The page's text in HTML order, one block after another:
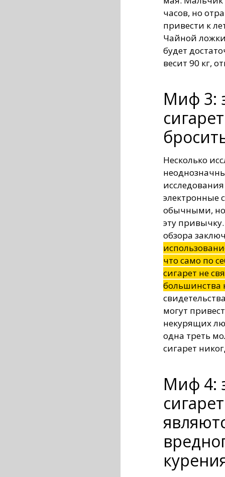
часов, но
привести к
Чайной
будет
весит 90 кг,
Миф 3:
Несколько
электронные
обычными, но
эту
обзора
что само по
сигарет не
большинства
могут
некурящих
одна треть
сигарет
Миф 4: